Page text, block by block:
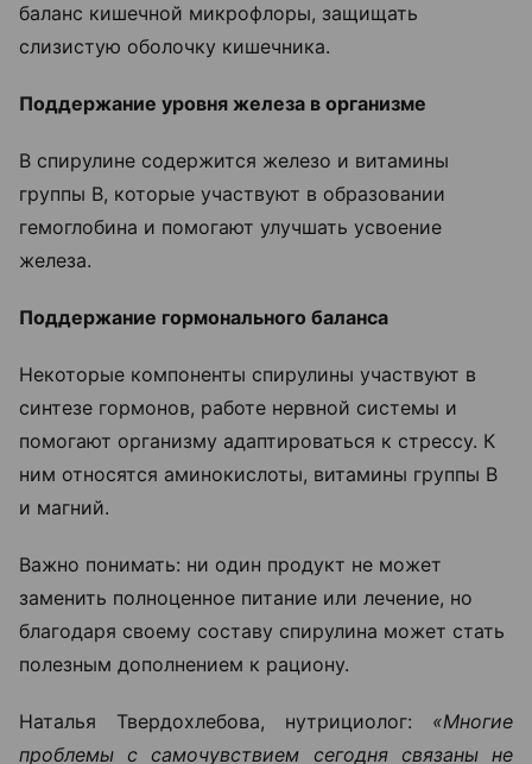
баланс кишечной микрофлоры, защищать
слизистую оболочку кишечника.
Поддержание уровня железа в организме
В спирулине содержится железо и витамины
группы B, которые участвуют в образовании
гемоглобина и помогают улучшать усвоение
железа.
Поддержание гормонального баланса
Некоторые компоненты спирулины участвуют в
синтезе гормонов, работе нервной системы и
помогают организму адаптироваться к стрессу. К
ним относятся аминокислоты, витамины группы B
и магний.
Важно понимать: ни один продукт не может
заменить полноценное питание или лечение, но
благодаря своему составу спирулина может стать
полезным дополнением к рациону.
Наталья Твердохлебова, нутрициолог: «Многие
проблемы с самочувствием сегодня связаны не